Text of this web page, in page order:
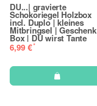
DU...| gravierte
Schokoriegel Holzbox
incl. Duplo | kleines
Mitbringsel | Geschenk
Box | DU wirst Tante
6,99 €*